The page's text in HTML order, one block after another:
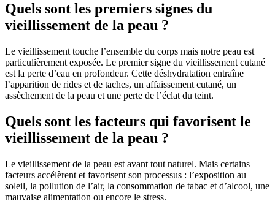
Quels sont les premiers signes du
vieillissement de la peau ?
Le vieillissement touche l’ensemble du corps mais notre peau est
particulièrement exposée. Le premier signe du vieillissement cutané
est la perte d’eau en profondeur. Cette déshydratation entraîne
l’apparition de rides et de taches, un affaissement cutané, un
assèchement de la peau et une perte de l’éclat du teint.
Quels sont les facteurs qui favorisent le
vieillissement de la peau ?
Le vieillissement de la peau est avant tout naturel. Mais certains
facteurs accélèrent et favorisent son processus : l’exposition au
soleil, la pollution de l’air, la consommation de tabac et d’alcool, une
mauvaise alimentation ou encore le stress.